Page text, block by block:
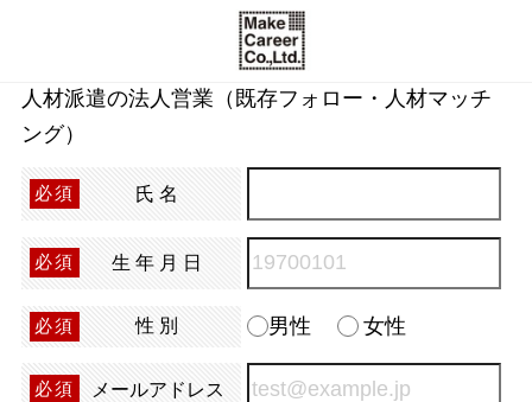
人材派遣の法人営業（既存フォロー・人材マッチ
ング）
必須 氏名
必須 生年月日
必須 性別 男性 女性
必須 メールアドレス